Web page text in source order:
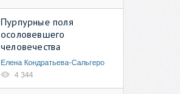
Пурпурные поля
осоловевшего
человечества
Елена Кондратьева-Сальгеро
4 344